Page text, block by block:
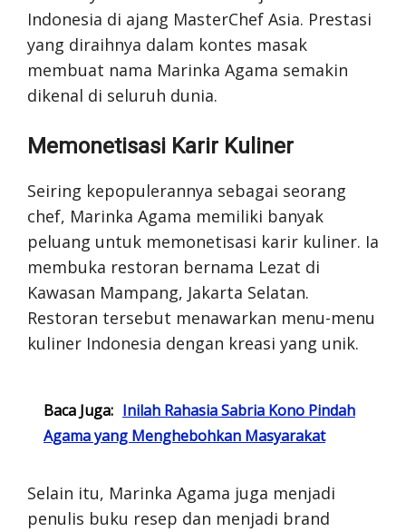
Indonesia di ajang MasterChef Asia. Prestasi
yang diraihnya dalam kontes masak
membuat nama Marinka Agama semakin
dikenal di seluruh dunia.
Memonetisasi Karir Kuliner
Seiring kepopulerannya sebagai seorang
chef, Marinka Agama memiliki banyak
peluang untuk memonetisasi karir kuliner. Ia
membuka restoran bernama Lezat di
Kawasan Mampang, Jakarta Selatan.
Restoran tersebut menawarkan menu-menu
kuliner Indonesia dengan kreasi yang unik.
Baca Juga: Inilah Rahasia Sabria Kono Pindah
Agama yang Menghebohkan Masyarakat
Selain itu, Marinka Agama juga menjadi
penulis buku resep dan menjadi brand